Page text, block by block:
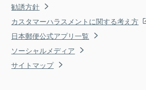
勧誘方針
カスタマーハラスメントに関する考え方
日本郵便公式アプリ一覧
ソーシャルメディア
サイトマップ